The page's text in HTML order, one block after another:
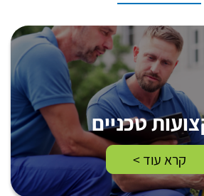
טכניים
קרא עוד >